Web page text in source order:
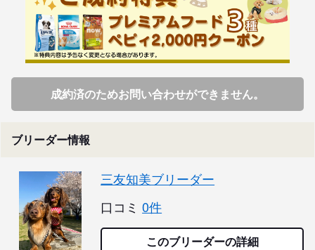
成約済のためお問い合わせができません。
ブリーダー情報
三友知美ブリーダー
口コミ 0件
このブリーダーの詳細